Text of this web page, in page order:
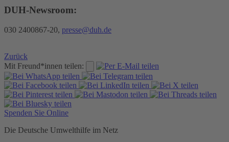
DUH-Newsroom:
030 2400867-20, presse@duh.de
Zurück
Mit Freund*innen teilen:
Spenden Sie Online
Die Deutsche Umwelthilfe im Netz